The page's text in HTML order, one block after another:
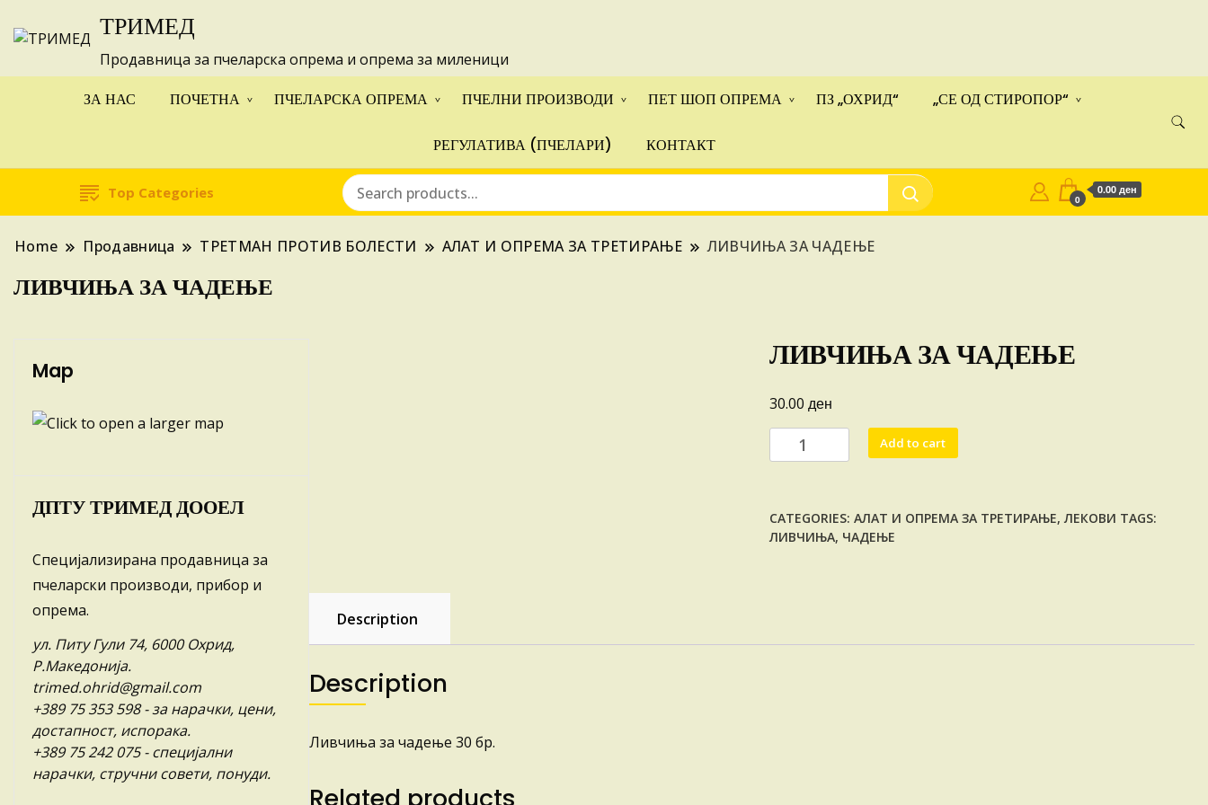
ТРИМЕД
Продавница за пчеларска опрема и опрема за миленици
ЗА НАС ПОЧЕТНА ПЧЕЛАРСКА ОПРЕМА ПЧЕЛНИ ПРОИЗВОДИ ПЕТ ШОП ОПРЕМА ПЗ „ОХРИД“ „СЕ ОД СТИРОПОР“
РЕГУЛАТИВА (ПЧЕЛАРИ) КОНТАКТ
Top Categories 0
0.00 ден
Home Продавница ТРЕТМАН ПРОТИВ БОЛЕСТИ АЛАТ И ОПРЕМА ЗА ТРЕТИРАЊЕ ЛИВЧИЊА ЗА ЧАДЕЊЕ
ЛИВЧИЊА ЗА ЧАДЕЊЕ
ЛИВЧИЊА ЗА ЧАДЕЊЕ
30.00 ден
ЛИВЧИЊА
ЗА
Add to cart
CATEGORIES: АЛАТ И ОПРЕМА ЗА ТРЕТИРАЊЕ, ЛЕКОВИ TAGS:
ЛИВЧИЊА, ЧАДЕЊЕ
Description
Description
Ливчиња за чадење 30 бр.
Related products
Map
ДПТУ ТРИМЕД ДООЕЛ
Специјализирана продавница за
пчеларски производи, прибор и
опрема.
ул. Питу Гули 74, 6000 Охрид,
Р.Македонија.
trimed.ohrid@gmail.com
+389 75 353 598- за нарачки, цени,
достапност, испорака.
+389 75 242 075- специјални
нарачки, стручни совети, понуди.